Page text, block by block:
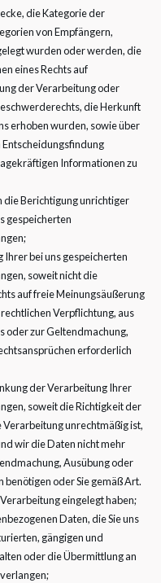
die Kategorie der
von Empfängern,
wurden oder werden, die
eines Rechts auf
der Verarbeitung oder
die Herkunft
erhoben wurden, sowie über
Informationen zu
die Berichtigung unrichtiger
gespeicherten
Ihrer bei uns gespeicherten
soweit nicht die
auf freie Meinungsäußerung
Verpflichtung, aus
oder zur Geltendmachung,
erforderlich
der Verarbeitung Ihrer
soweit die Richtigkeit der
unrechtmäßig ist,
wir die Daten nicht mehr
Ausübung oder
oder Sie gemäß Art.
eingelegt haben;
Daten, die Sie uns
gängigen und
oder die Übermittlung an